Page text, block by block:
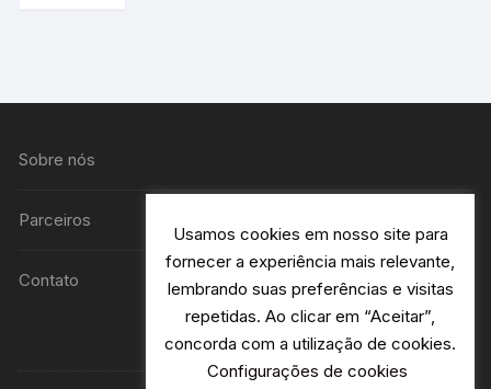
Sobre nós
Parceiros
Contato
Usamos cookies em nosso site para
fornecer a experiência mais relevante,
lembrando suas preferências e visitas
repetidas. Ao clicar em “Aceitar”,
concorda com a utilização de cookies.
Configurações de cookies